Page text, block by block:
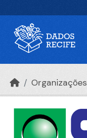
Organizações